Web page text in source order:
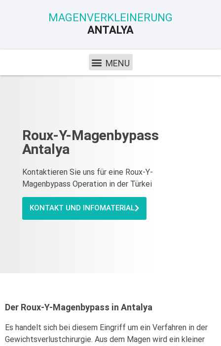
MAGENVERKLEINERUNG
ANTALYA
Roux-Y-Magenbypass
Antalya
Kontaktieren Sie uns für eine Roux-Y-
Magenbypass Operation in der Türkei
KONTAKT UND INFOMATERIAL
Der Roux-Y-Magenbypass in Antalya
Es handelt sich bei diesem Eingriff um ein Verfahren in der
Gewichtsverlustchirurgie. Aus dem Magen wird ein kleiner